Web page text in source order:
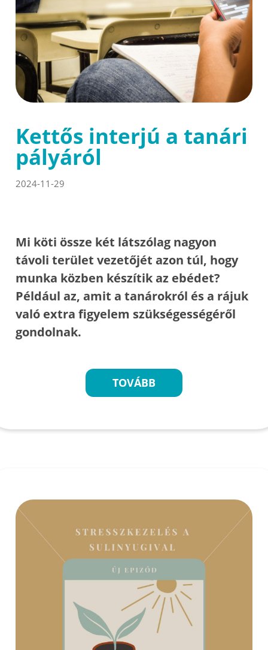
Kettős interjú a tanári
pályáról
2024-11-29
Mi köti össze két látszólag nagyon
távoli terület vezetőjét azon túl, hogy
munka közben készítik az ebédet?
Például az, amit a tanárokról és a rájuk
való extra figyelem szükségességéről
gondolnak.
TOVÁBB